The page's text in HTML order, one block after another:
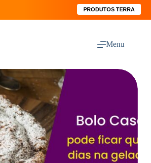
PRODUTOS TERRA
Menu